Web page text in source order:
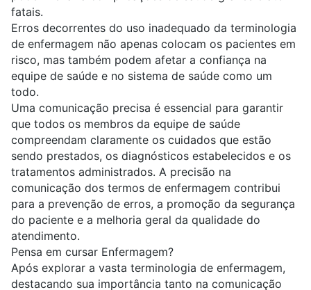
fatais.
Erros decorrentes do uso inadequado da terminologia
de enfermagem não apenas colocam os pacientes em
risco, mas também podem afetar a confiança na
equipe de saúde e no sistema de saúde como um
todo.
Uma comunicação precisa é essencial para garantir
que todos os membros da equipe de saúde
compreendam claramente os cuidados que estão
sendo prestados, os diagnósticos estabelecidos e os
tratamentos administrados. A precisão na
comunicação dos termos de enfermagem contribui
para a prevenção de erros, a promoção da segurança
do paciente e a melhoria geral da qualidade do
atendimento.
Pensa em cursar Enfermagem?
Após explorar a vasta terminologia de enfermagem,
destacando sua importância tanto na comunicação